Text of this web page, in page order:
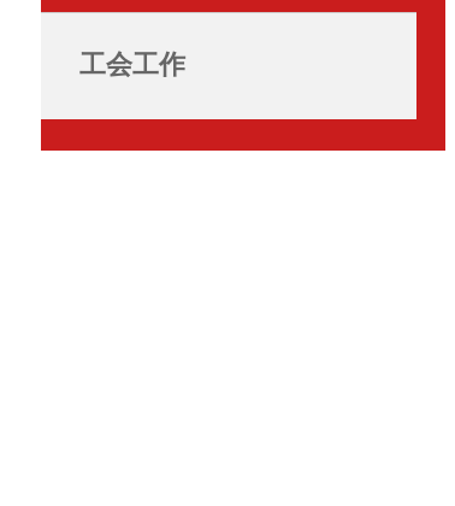
工会工作